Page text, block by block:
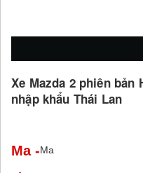
Xe Mazda 2 phiên bản
nhập khẩu Thái Lan
Ma -Ma